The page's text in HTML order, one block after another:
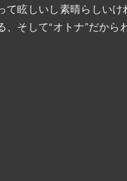
て眩しいし素晴らしい
、そして“オトナ”だから